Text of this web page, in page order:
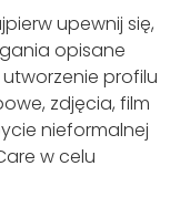
upewnij się,
opisane
profilu
zdjęcia, film
nieformalnej
w celu